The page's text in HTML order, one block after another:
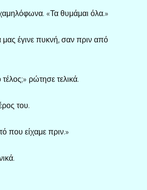
«Τα θυμάμαι όλα.»
έγινε πυκνή, σαν πριν από
τέλος;» ρώτησε τελικά.
του.
που είχαμε πριν.»